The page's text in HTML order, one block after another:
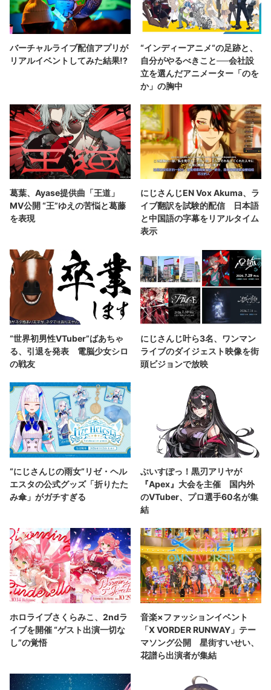
バーチャルライブ配信アプリが
リアルイベントしてみた結果!?
“インディーアニメ“の足跡と、
自分がやるべきこと──会社設
立を選んだアニメーター「のを
か」の胸中
葛葉、Ayase提供曲「王道」
MV公開 “王”ゆえの苦悩と葛藤
を表現
にじさんじEN Vox Akuma、ラ
イブ翻訳を試験的配信 日本語
と中国語の字幕をリアルタイム
表示
“世界初男性VTuber”ばあちゃ
る、引退を発表 電脳少女シロ
の戦友
にじさんじ叶ら3名、ワンマン
ライブのダイジェスト映像を街
頭ビジョンで放映
“にじさんじの雨女”リゼ・ヘル
エスタの公式グッズ「折りたた
み傘」がガチすぎる
ぶいすぽっ！黒刃アリヤが
『Apex』大会を主催 国内外
のVTuber、プロ選手60名が集
結
ホロライブさくらみこ、2ndラ
イブを開催 “ゲスト出演一切な
し”の覚悟
音楽×ファッションイベント
「X VORDER RUNWAY」テー
マソング公開 星街すいせい、
花譜ら出演者が集結